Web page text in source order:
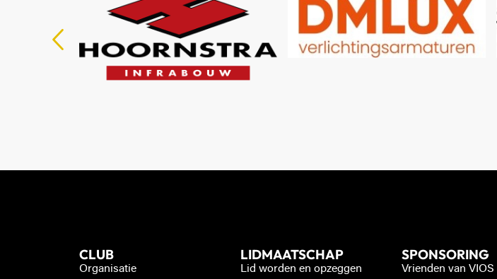
CLUB
Organisatie
LIDMAATSCHAP
Lid worden en opzeggen
SPONSORING
Vrienden van VIOS